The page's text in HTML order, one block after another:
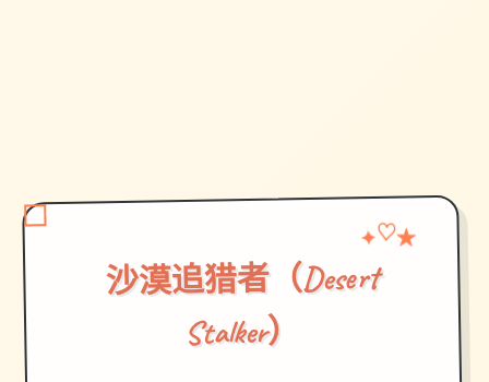
沙漠追猎者（Desert
Stalker）
✦♡★